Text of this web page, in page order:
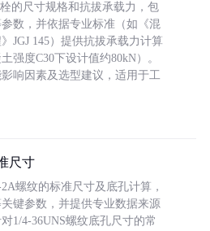
的尺寸规格和抗拔承载力，包
数，并依据专业标准（如《混
JGJ 145）提供抗拔承载力计算
强度C30下设计值约80kN）。
响因素及选型建议，适用于工
尺寸
螺纹的标准尺寸及底孔计算，
键参数，并提供专业数据来源
1/4-36UNS螺纹底孔尺寸的常